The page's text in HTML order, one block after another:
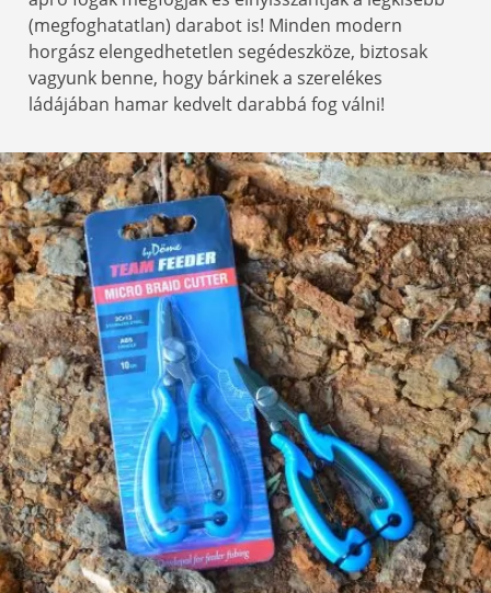
(megfoghatatlan) darabot is! Minden modern
horgász elengedhetetlen segédeszköze, biztosak
vagyunk benne, hogy bárkinek a szerelékes
ládájában hamar kedvelt darabbá fog válni!